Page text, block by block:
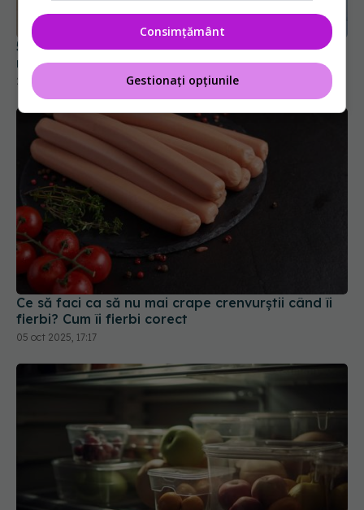
Ce să faci ca să nu mai crape crenvurștii când îi
fierbi? Cum îi fierbi corect
05 oct 2025, 17:17
5 alimente pe care ar trebui să le ții la frigider, nu
în dulap sau pe masă
Consimțământ
Gestionați opțiunile